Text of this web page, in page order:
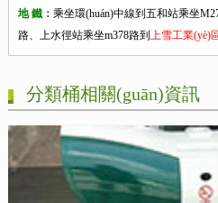
地 鐵： 乘坐環(huán)中線到五和站乘坐
路、上水徑站乘坐m378路到 上雪工業(yè)
分類桶相關(guān)資訊